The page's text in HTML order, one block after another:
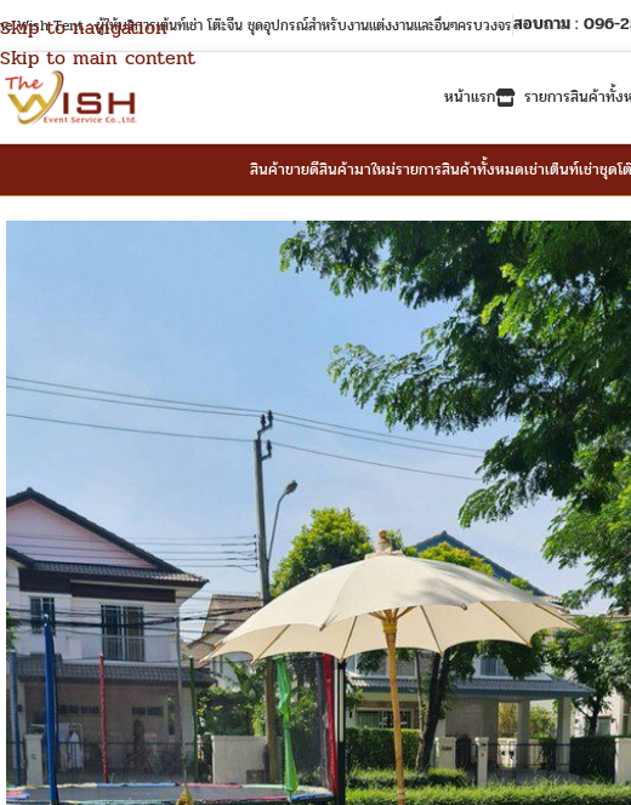
Skip to navigation
Skip to main content
Wish Tent : ผู้ให้บริการเต้นท์เช่า โต๊ะจีน ชุดอุปกรณ์สำหรับงานแต่งงานและอื่นๆครบวงจรสอบถาม : 096-
หน้าแรก รายการสินค้าทั้ง
สินค้าขายดีสินค้ามาใหม่รายการสินค้าทั้งหมดเช่าเต็นท์เช่าชุด